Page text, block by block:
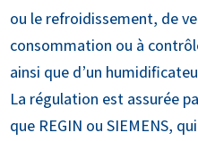
ou le refroidissement, de
consommation ou à
ainsi que d’un
La régulation est assurée
que REGIN ou SIEMENS,